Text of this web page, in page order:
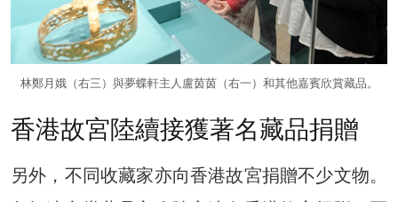
林鄭月娥（右三）與夢蝶軒主人盧茵茵（右一）和其他嘉賓欣賞藏品。
香港故宮陸續接獲著名藏品捐贈
另外，不同收藏家亦向香港故宮捐贈不少文物。